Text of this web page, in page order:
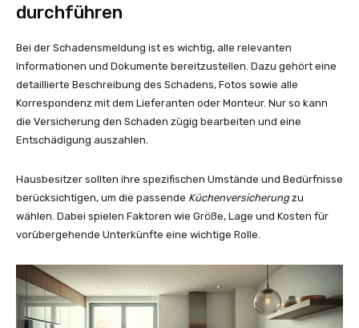
durchführen
Bei der Schadensmeldung ist es wichtig, alle relevanten
Informationen und Dokumente bereitzustellen. Dazu gehört eine
detaillierte Beschreibung des Schadens, Fotos sowie alle
Korrespondenz mit dem Lieferanten oder Monteur. Nur so kann
die Versicherung den Schaden zügig bearbeiten und eine
Entschädigung auszahlen.
Hausbesitzer sollten ihre spezifischen Umstände und Bedürfnisse
berücksichtigen, um die passende Küchenversicherungzu
wählen. Dabei spielen Faktoren wie Größe, Lage und Kosten für
vorübergehende Unterkünfte eine wichtige Rolle.